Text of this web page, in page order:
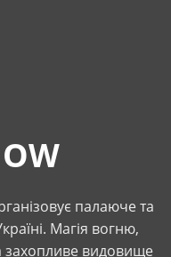
палаюче та
Магія вогню,
захопливе видовище